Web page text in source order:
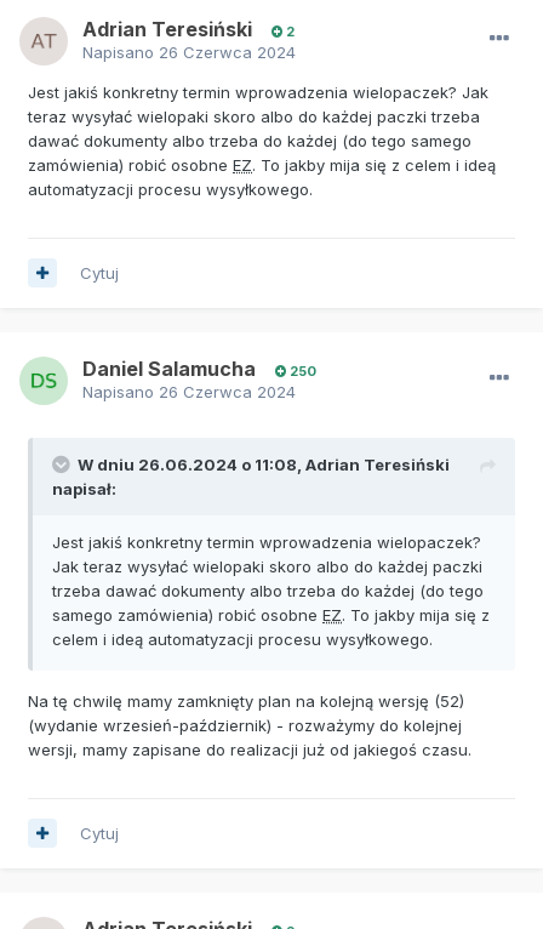
Adrian Teresiński 2
Napisano 26 Czerwca 2024
Jest jakiś konkretny termin wprowadzenia wielopaczek? Jak
teraz wysyłać wielopaki skoro albo do każdej paczki trzeba
dawać dokumenty albo trzeba do każdej (do tego samego
zamówienia) robić osobne EZ. To jakby mija się z celem i ideą
automatyzacji procesu wysyłkowego.
Cytuj
Daniel Salamucha 250
Napisano 26 Czerwca 2024
W dniu 26.06.2024 o 11:08, Adrian Teresiński
napisał:
Jest jakiś konkretny termin wprowadzenia wielopaczek?
Jak teraz wysyłać wielopaki skoro albo do każdej paczki
trzeba dawać dokumenty albo trzeba do każdej (do tego
samego zamówienia) robić osobne EZ. To jakby mija się z
celem i ideą automatyzacji procesu wysyłkowego.
Na tę chwilę mamy zamknięty plan na kolejną wersję (52)
(wydanie wrzesień-październik) - rozważymy do kolejnej
wersji, mamy zapisane do realizacji już od jakiegoś czasu.
Cytuj